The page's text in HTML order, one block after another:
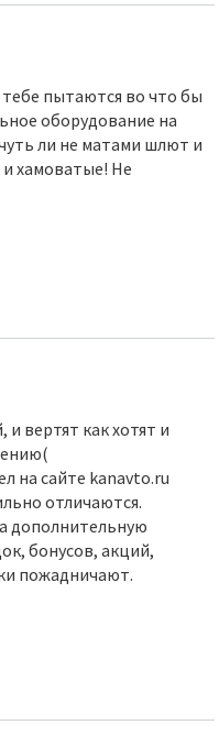
пытаются во что бы
оборудование на
чуть ли не матами шлют и
хамоватые! Не
вертят как хотят и
на сайте kanavto.ru
отличаются.
дополнительную
бонусов, акций,
пожадничают.